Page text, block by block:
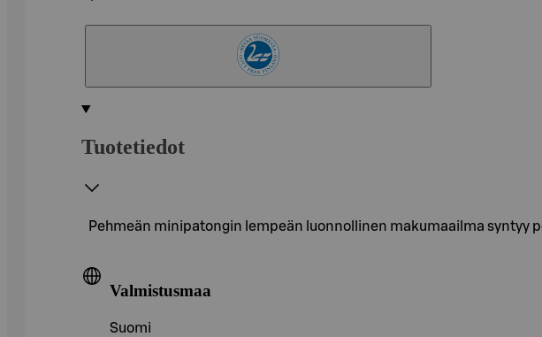
Tuotetiedot
Pehmeän minipatongin lempeän luonnollinen makumaailma syntyy
Valmistusmaa
Suomi